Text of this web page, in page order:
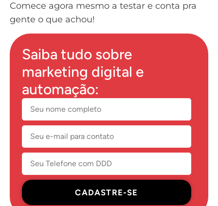
Comece agora mesmo a testar e conta pra
gente o que achou!
Saiba tudo sobre
marketing digital e
automação:
CADASTRE-SE